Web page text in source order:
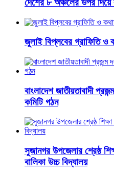
দেশের ৮ অঞ্চলের উপর দিয়ে
জুলাই বিপ্লবের গ্রাফিতি ও
বাংলাদেশ জাতীয়তাবাদী
কমিটি গঠন
সুজানগর উপজেলার শ্রেষ্ঠ
বালিকা উচ্চ বিদ্যালয়